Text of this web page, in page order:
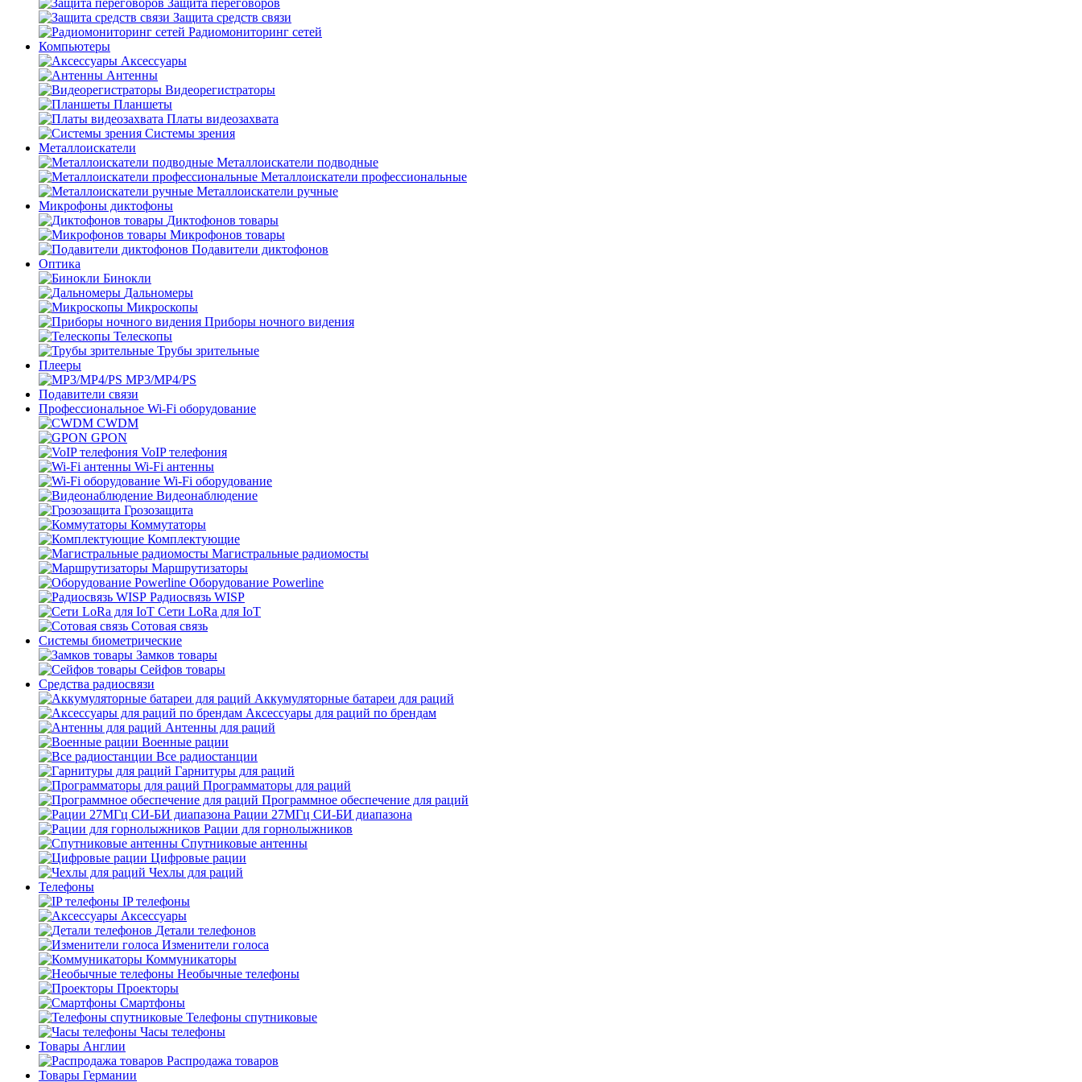
Защита переговоров
Защита средств связи
Радиомониторинг сетей
Компьютеры
Аксессуары
Антенны
Видеорегистраторы
Планшеты
Платы видеозахвата
Системы зрения
Металлоискатели
Металлоискатели подводные
Металлоискатели профессиональные
Металлоискатели ручные
Микрофоны диктофоны
Диктофонов товары
Микрофонов товары
Подавители диктофонов
Оптика
Бинокли
Дальномеры
Микроскопы
Приборы ночного видения
Телескопы
Трубы зрительные
Плееры
MP3/MP4/PS
Подавители связи
Профессиональное Wi-Fi оборудование
CWDM
GPON
VoIP телефония
Wi-Fi антенны
Wi-Fi оборудование
Видеонаблюдение
Грозозащита
Коммутаторы
Комплектующие
Магистральные радиомосты
Маршрутизаторы
Оборудование Powerline
Радиосвязь WISP
Сети LoRa для IoT
Сотовая связь
Системы биометрические
Замков товары
Сейфов товары
Средства радиосвязи
Аккумуляторные батареи для раций
Аксессуары для раций по брендам
Антенны для раций
Военные рации
Все радиостанции
Гарнитуры для раций
Программаторы для раций
Программное обеспечение для раций
Рации 27МГц СИ-БИ диапазона
Рации для горнолыжников
Спутниковые антенны
Цифровые рации
Чехлы для раций
Телефоны
IP телефоны
Аксессуары
Детали телефонов
Изменители голоса
Коммуникаторы
Необычные телефоны
Проекторы
Смартфоны
Телефоны спутниковые
Часы телефоны
Товары Англии
Распродажа товаров
Товары Германии